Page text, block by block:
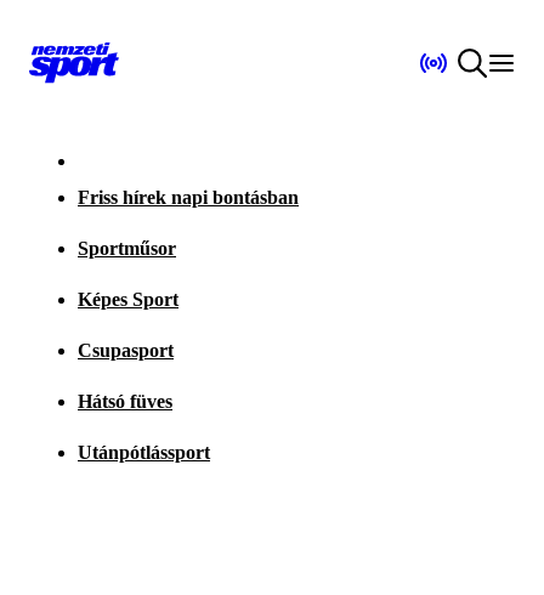
Friss hírek napi bontásban
Sportműsor
Képes Sport
Csupasport
Hátsó füves
Utánpótlássport